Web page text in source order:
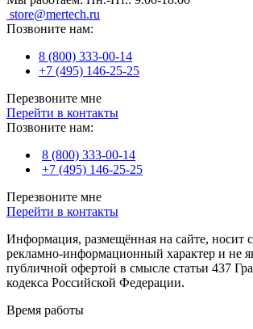
store@mertech.ru
Позвоните нам:
8 (800) 333-00-14
+7 (495) 146-25-25
Перезвоните мне
Перейти в контакты
Позвоните нам:
8 (800) 333-00-14
+7 (495) 146-25-25
Перезвоните мне
Перейти в контакты
Информация, размещённая на сайте, носит
рекламно-информационный характер и не
публичной офертой в смысле статьи 437
кодекса Российской Федерации.
Время работы